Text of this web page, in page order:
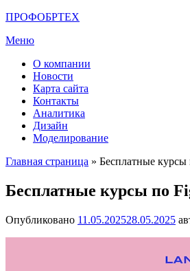
Перейти
содержимому
ПРОФОБРТЕХ
Меню
О компании
Новости
Карта сайта
Контакты
Аналитика
Дизайн
Моделирование
Главная страница » Бесплатные курсы
Бесплатные курсы по
Опубликовано 11.05.202528.05.2025